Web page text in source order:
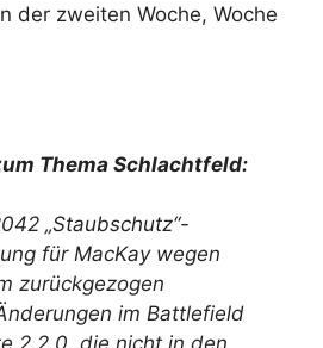
der zweiten Woche, Woche
Thema Schlachtfeld:
„Staubschutz“-
für MacKay wegen
zurückgezogen
im Battlefield